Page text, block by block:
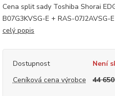
Cena split sady Toshiba Shorai
B07G3KVSG-E + RAS-
celý popis
Dostupnost
Není
Ceníková cena výrobce
44